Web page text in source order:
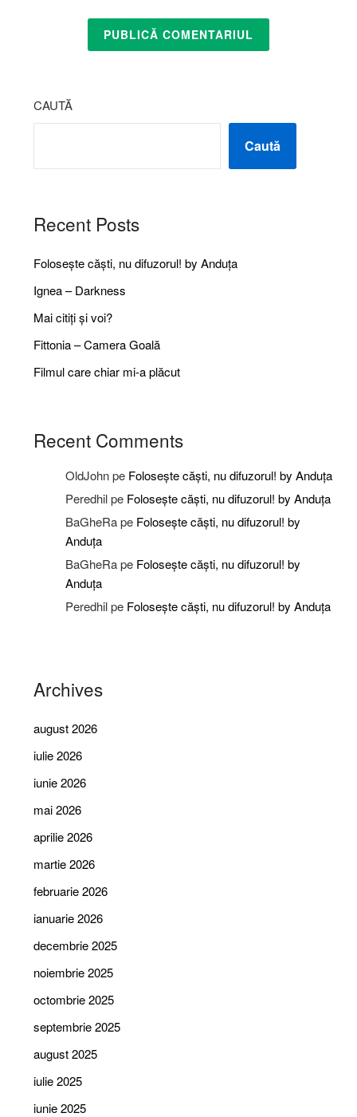
CAUTĂ
Caută
Recent Posts
Folosește căști, nu difuzorul! by Anduța
Ignea – Darkness
Mai citiți și voi?
Fittonia – Camera Goală
Filmul care chiar mi-a plăcut
Recent Comments
OldJohnpe Folosește căști, nu difuzorul! by Anduța
Peredhilpe Folosește căști, nu difuzorul! by Anduța
BaGheRape Folosește căști, nu difuzorul! by
Anduța
BaGheRape Folosește căști, nu difuzorul! by
Anduța
Peredhilpe Folosește căști, nu difuzorul! by Anduța
Archives
august 2026
iulie 2026
iunie 2026
mai 2026
aprilie 2026
martie 2026
februarie 2026
ianuarie 2026
decembrie 2025
noiembrie 2025
octombrie 2025
septembrie 2025
august 2025
iulie 2025
iunie 2025